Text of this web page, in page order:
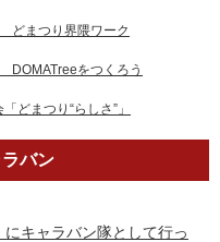
どまつり界隈ワーク
をつくろう
どまつり“らしさ”」
バン
にキャラバン隊として行っ